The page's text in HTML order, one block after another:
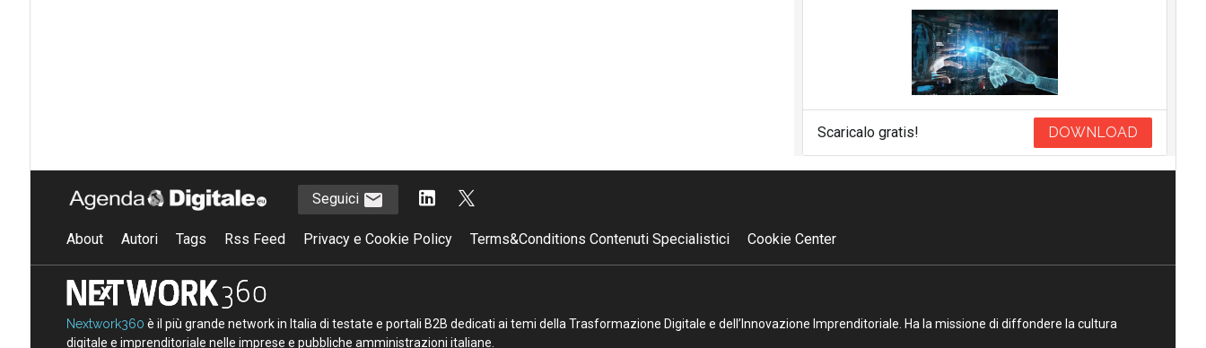
Scaricalo gratis! DOWNLOAD
Seguici
About Autori Tags Rss Feed Privacy e Cookie Policy Terms&Conditions Contenuti Specialistici Cookie Center
Nextwork360 è il più grande network in Italia di testate e portali B2B dedicati ai temi della Trasformazione Digitale e dell’Innovazione Imprenditoriale. Ha la missione di diffondere la cultura
digitale e imprenditoriale nelle imprese e pubbliche amministrazioni italiane.